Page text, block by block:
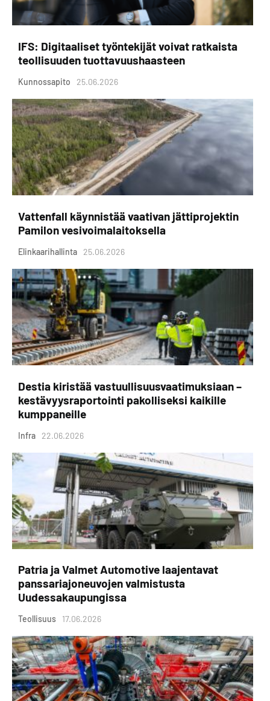
IFS: Digitaaliset työntekijät voivat ratkaista
teollisuuden tuottavuushaasteen
Kunnossapito 25.06.2026
Vattenfall käynnistää vaativan jättiprojektin
Pamilon vesivoimalaitoksella
Elinkaarihallinta 25.06.2026
Destia kiristää vastuullisuusvaatimuksiaan –
kestävyysraportointi pakolliseksi kaikille
kumppaneille
Infra 22.06.2026
Patria ja Valmet Automotive laajentavat
panssariajoneuvojen valmistusta
Uudessakaupungissa
Teollisuus 17.06.2026